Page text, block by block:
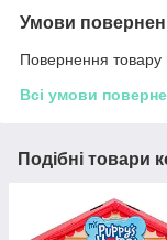
Умови
Повернення товару
Всі умови
Подібні товари